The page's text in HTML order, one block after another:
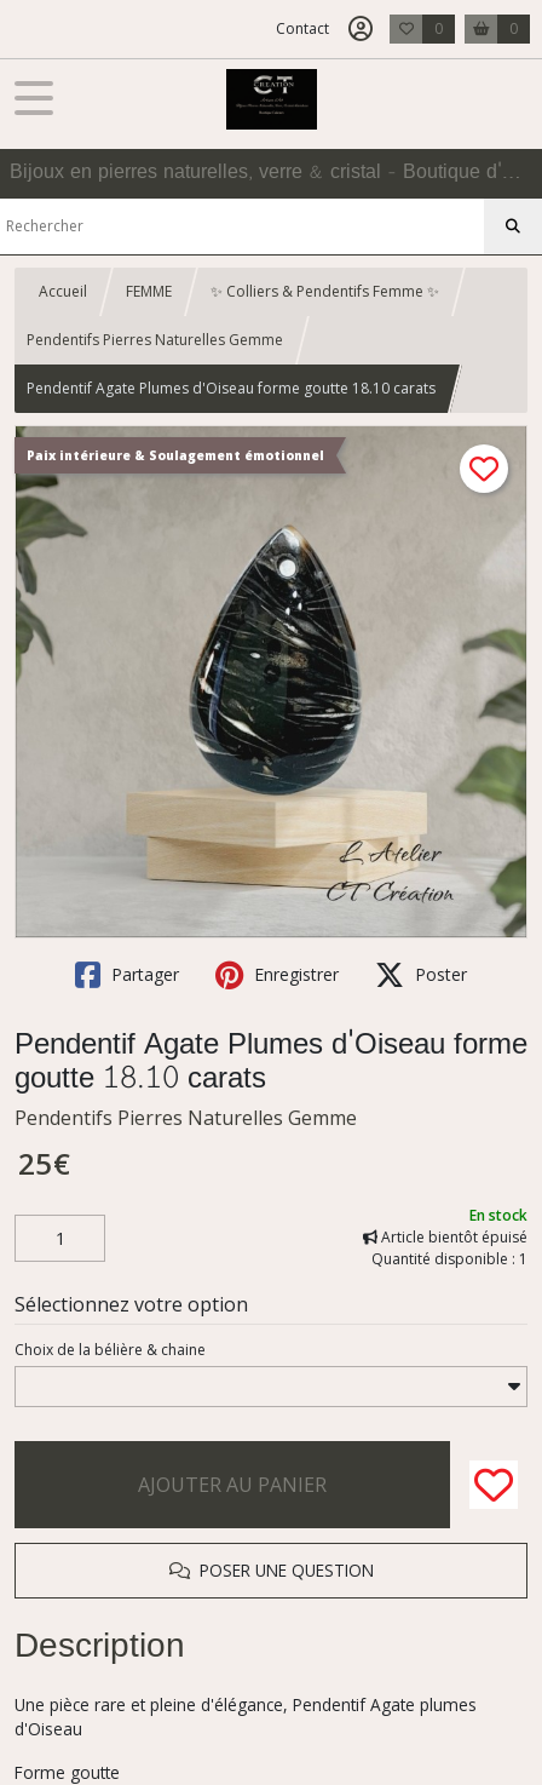
Contact 0 0
Bijoux en pierres naturelles, verre & cristal - Boutique d'Accessoires
Accueil FEMME ✨ Colliers & Pendentifs Femme ✨
Pendentifs Pierres Naturelles Gemme
Pendentif Agate Plumes d'Oiseau forme goutte 18.10 carats
Paix intérieure & Soulagement émotionnel
Partager Enregistrer Poster
Pendentif Agate Plumes d'Oiseau forme
goutte 18.10 carats
Pendentifs Pierres Naturelles Gemme
25€
En stock
Article bientôt épuisé
Quantité disponible : 1
Sélectionnez votre option
Choix de la bélière & chaine
AJOUTER AU PANIER
POSER UNE QUESTION
Description
Une pièce rare et pleine d'élégance, Pendentif Agate plumes
d'Oiseau
Forme goutte